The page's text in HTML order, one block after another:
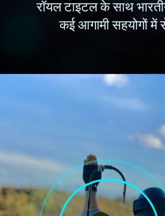
रॉयल टाइटल के साथ
कई आगामी सहयोगों